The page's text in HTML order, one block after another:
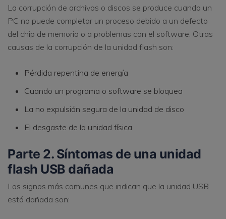
La corrupción de archivos o discos se produce cuando un
PC no puede completar un proceso debido a un defecto
del chip de memoria o a problemas con el software. Otras
causas de la corrupción de la unidad flash son:
Pérdida repentina de energía
Cuando un programa o software se bloquea
La no expulsión segura de la unidad de disco
El desgaste de la unidad física
Parte 2. Síntomas de una unidad
flash USB dañada
Los signos más comunes que indican que la unidad USB
está dañada son: